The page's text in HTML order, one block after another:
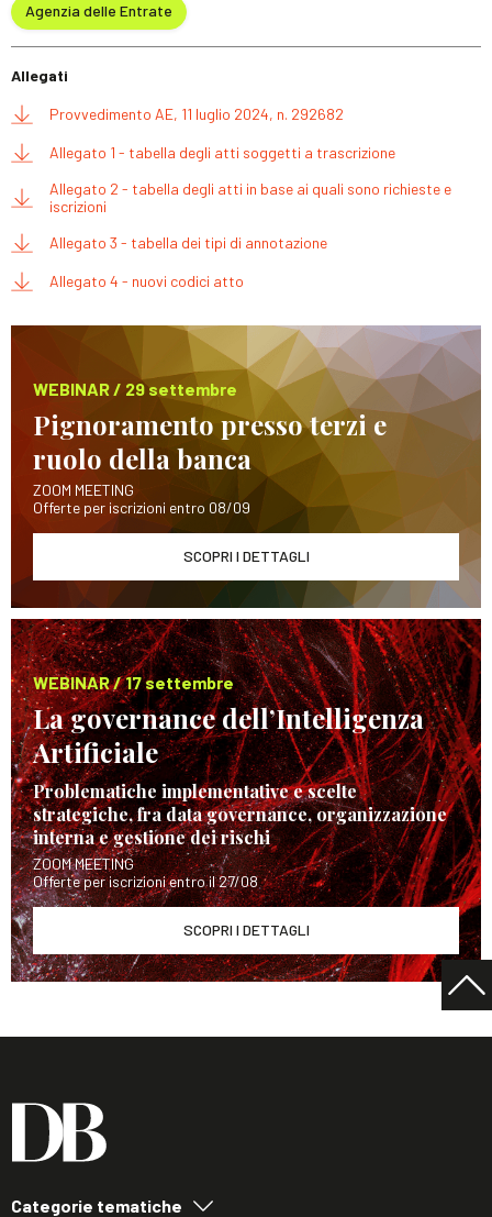
Agenzia delle Entrate
Allegati
Provvedimento AE, 11 luglio 2024, n. 292682
Allegato 1 - tabella degli atti soggetti a trascrizione
Allegato 2 - tabella degli atti in base ai quali sono richieste e
iscrizioni
Allegato 3 - tabella dei tipi di annotazione
Allegato 4 - nuovi codici atto
WEBINAR / 29 settembre
Pignoramento presso terzi e
ruolo della banca
ZOOM MEETING
Offerte per iscrizioni entro 08/09
SCOPRI I DETTAGLI
WEBINAR / 17 settembre
La governance dell’Intelligenza
Artificiale
Problematiche implementative e scelte
strategiche, fra data governance, organizzazione
interna e gestione dei rischi
ZOOM MEETING
Offerte per iscrizioni entro il 27/08
SCOPRI I DETTAGLI
Categorie tematiche